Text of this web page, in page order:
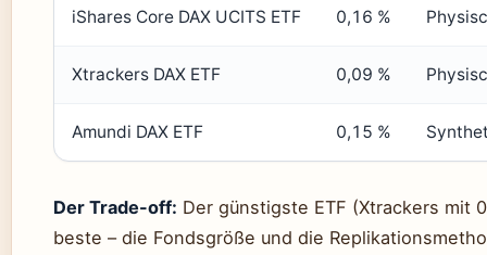
iShares Core DAX UCITS ETF 0,16 %
Xtrackers DAX ETF 0,09 %
Amundi DAX ETF 0,15 %
Der Trade-off: Der günstigste ETF (Xtrackers mit
beste – die Fondsgröße und die